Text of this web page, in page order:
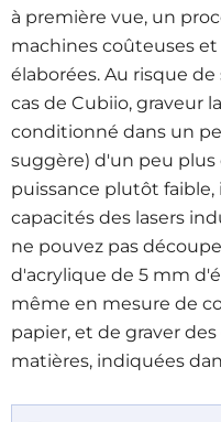
à première vue, un
machines coûteuses
élaborées. Au risque
cas de Cubiio, graveur
conditionné dans un
suggère) d'un peu plus
puissance plutôt faible,
capacités des lasers
ne pouvez pas
d'acrylique de 5 mm
même en mesure de
papier, et de graver
matières, indiquées